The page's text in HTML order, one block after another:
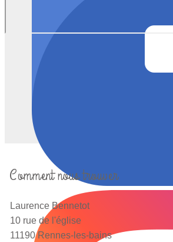
Comment nous trouver
Laurence Bennetot
10 rue de l'église
11190 Rennes-les-bains